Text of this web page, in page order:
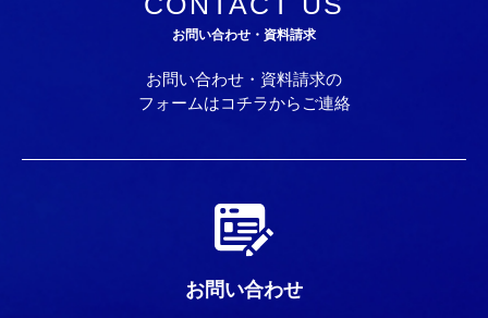
お問い合わせ・資料請求
お問い合わせ・資料請求の
フォームはコチラからご連絡
お問い合わせ